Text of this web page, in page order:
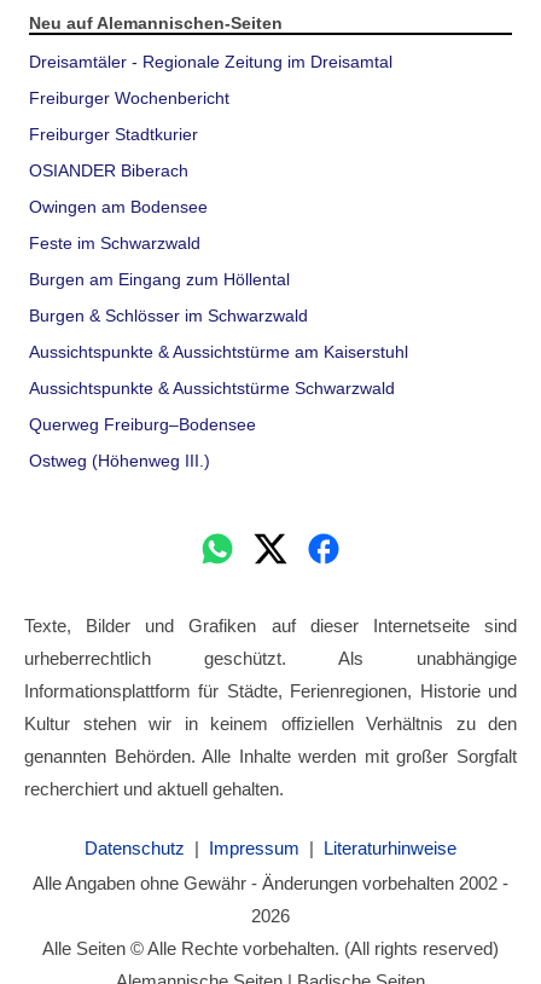
Neu auf Alemannischen-Seiten
Dreisamtäler - Regionale Zeitung im Dreisamtal
Freiburger Wochenbericht
Freiburger Stadtkurier
OSIANDER Biberach
Owingen am Bodensee
Feste im Schwarzwald
Burgen am Eingang zum Höllental
Burgen & Schlösser im Schwarzwald
Aussichtspunkte & Aussichtstürme am Kaiserstuhl
Aussichtspunkte & Aussichtstürme Schwarzwald
Querweg Freiburg–Bodensee
Ostweg (Höhenweg III.)
Texte, Bilder und Grafiken auf dieser Internetseite sind
urheberrechtlich geschützt. Als unabhängige
Informationsplattform für Städte, Ferienregionen, Historie und
Kultur stehen wir in keinem offiziellen Verhältnis zu den
genannten Behörden. Alle Inhalte werden mit großer Sorgfalt
recherchiert und aktuell gehalten.
Datenschutz | Impressum | Literaturhinweise
Alle Angaben ohne Gewähr - Änderungen vorbehalten 2002 -
2026
Alle Seiten © Alle Rechte vorbehalten. (All rights reserved)